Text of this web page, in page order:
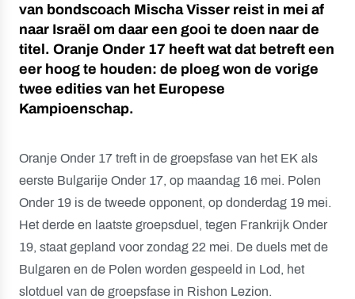
van bondscoach Mischa Visser reist in mei af
naar Israël om daar een gooi te doen naar de
titel. Oranje Onder 17 heeft wat dat betreft een
eer hoog te houden: de ploeg won de vorige
twee edities van het Europese
Kampioenschap.
Oranje Onder 17 treft in de groepsfase van het EK als
eerste Bulgarije Onder 17, op maandag 16 mei. Polen
Onder 19 is de tweede opponent, op donderdag 19 mei.
Het derde en laatste groepsduel, tegen Frankrijk Onder
19, staat gepland voor zondag 22 mei. De duels met de
Bulgaren en de Polen worden gespeeld in Lod, het
slotduel van de groepsfase in Rishon Lezion.